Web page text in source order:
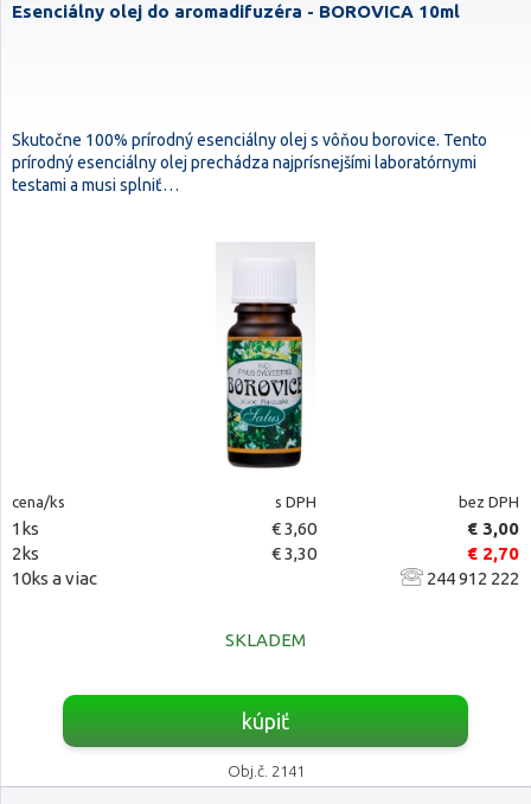
Esenciálny olej do aromadifuzéra - BOROVICA 10ml
Skutočne 100% prírodný esenciálny olej s vôňou borovice. Tento
prírodný esenciálny olej prechádza najprísnejšími laboratórnymi
testami a musi splniť…
cena/ks s DPH bez DPH
1ks € 3,60
€ 3,00
2ks
€ 3,30
€ 2,70
10ks a viac
244 912 222
SKLADEM
kúpiť
Obj.č. 2141